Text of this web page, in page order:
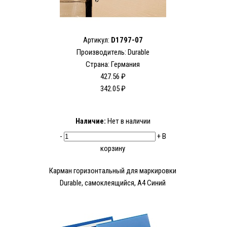
Артикул: D1797-07
Производитель: Durable
Страна: Германия
427.56 ₽
342.05 ₽
Наличие: Нет в наличии
-
+В
корзину
Карман горизонтальный для маркировки
Durable, самоклеящийся, А4 Синий